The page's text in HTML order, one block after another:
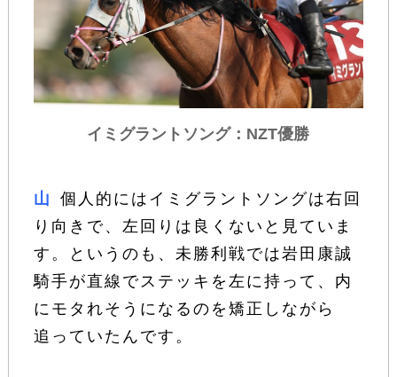
イミグラントソング：NZT優勝
山
個人的にはイミグラントソングは右回
り向きで、左回りは良くないと見ていま
す。というのも、未勝利戦では岩田康誠
騎手が直線でステッキを左に持って、内
にモタれそうになるのを矯正しながら
追っていたんです。